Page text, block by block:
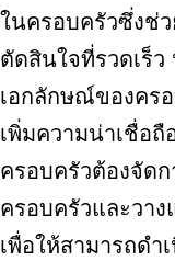
ในครอบครัวซึ่งช่
ตัดสินใจที่รวดเร็
เอกลักษณ์ของคร
เพิ่มความน่าเชื่อถื
ครอบครัวต้องจัด
ครอบครัวและวา
เพื่อให้สามารถดำ